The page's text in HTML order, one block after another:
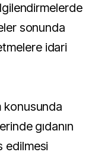
sonunda
idari
konusunda
gıdanın
edilmesi